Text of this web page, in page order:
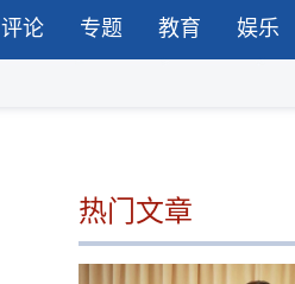
评论 专题 教育 娱乐
热门文章